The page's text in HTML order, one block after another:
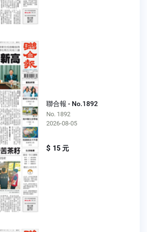
聯合報 - No.1892
No. 1892
2026-08-05
$ 15 元